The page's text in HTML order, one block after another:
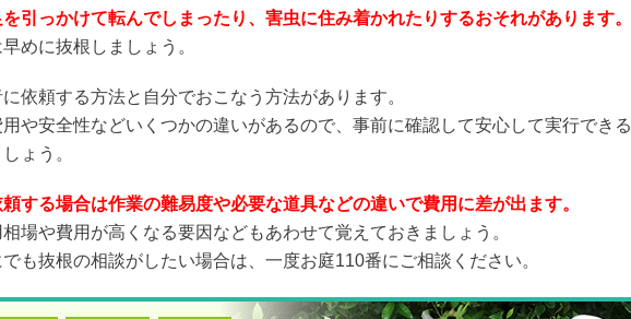
引っかけて転んでしまったり、害虫に住み着かれたりするおそれがあります。
めに抜根しましょう。
依頼する方法と自分でおこなう方法があります。
や安全性などいくつかの違いがあるので、事前に確認して安心して実行できる
ょう。
する場合は作業の難易度や必要な道具などの違いで費用に差が出ます。
場や費用が高くなる要因などもあわせて覚えておきましょう。
も抜根の相談がしたい場合は、一度お庭110番にご相談ください。